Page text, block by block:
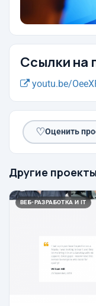
Ссылки на
youtu.be/
♡Оценить
Другие проекты
ВЕБ-РАЗРАБОТКА И IT